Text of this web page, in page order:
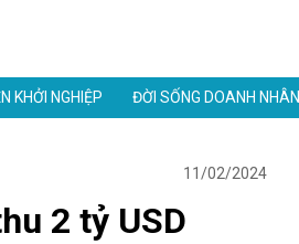
KHỞI NGHIỆP ĐỜI SỐNG DOANH NHÂN
11/02/2024
2 tỷ USD